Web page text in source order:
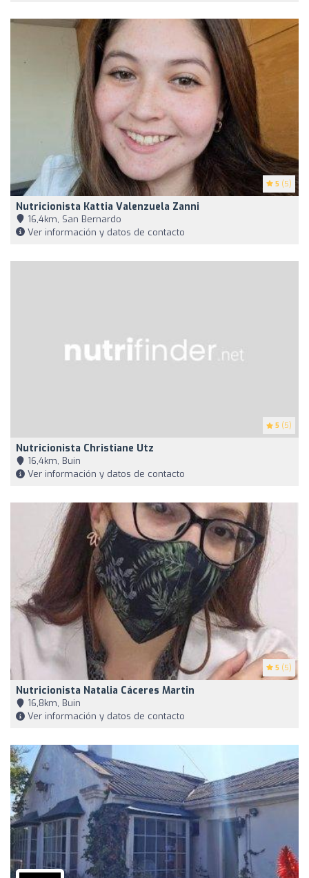
5 (5)
Nutricionista Kattia Valenzuela Zanni
16,4km, San Bernardo
Ver información y datos de contacto
5 (5)
Nutricionista Christiane Utz
16,4km, Buin
Ver información y datos de contacto
5 (5)
Nutricionista Natalia Cáceres Martin
16,8km, Buin
Ver información y datos de contacto